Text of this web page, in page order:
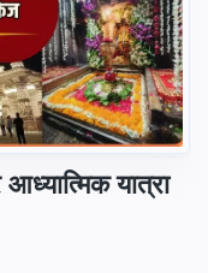
यात्रा